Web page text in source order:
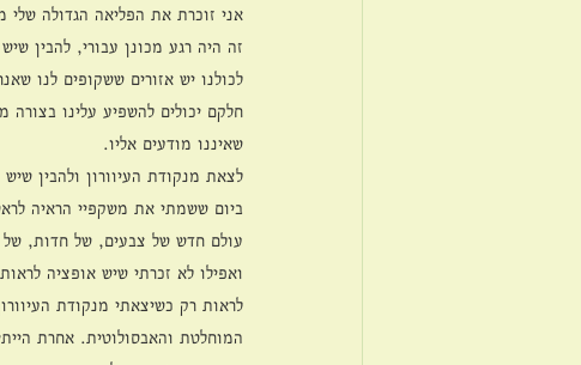
אני זוכרת את הפליאה הגדולה
זה היה רגע מכונן עבורי, להבין
לכולנו יש אזורים ששקופים לנו
חלקם יכולים להשפיע עלינו
שאיננו מודעים אליו.
לצאת מנקודת העיוורון ולהבין
ביום ששמתי את משקפיי הראיה
עולם חדש של צבעים, של חדות, של
ואפילו לא זכרתי שיש אופציה
לראות רק כשיצאתי מנקודת
המוחלטת והאבסולוטית. אחרת